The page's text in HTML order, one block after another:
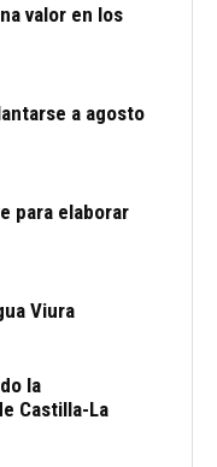
valor en los
a agosto
para elaborar
Viura
la
Castilla-La